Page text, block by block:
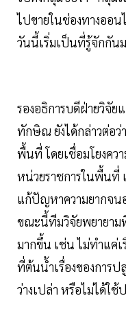
ไปขายในช่องทางออ
วันนี้เริ่มเป็นที่รู้จักกัน
รองอธิการบดีฝ่ายวิจัย
ทักษิณ ยังได้กล่าวต่อว่
พื้นที่ โดยเชื่อมโยงคว
หน่วยราชการในพื้นที่
แก้ปัญหาความยากจน
ขณะนี้ทีมวิจัยพยายาม
มากขึ้น เช่น ไม่ทำแค่
ที่ต้นน้ำเรื่องของการ
ว่างเปล่า หรือไม่ได้ใช้